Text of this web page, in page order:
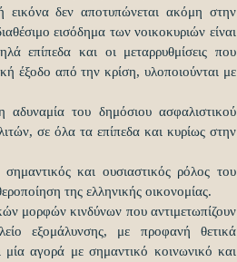
δεν αποτυπώνεται ακόμη στην
εισόδημα των νοικοκυριών είναι
επίπεδα και οι μεταρρυθμίσεις που
έξοδο από την κρίση, υλοποιούνται με
αδυναμία του δημόσιου ασφαλιστικού
σε όλα τα επίπεδα και κυρίως στην
και ουσιαστικός ρόλος του
της ελληνικής οικονομίας.
μορφών κινδύνων που αντιμετωπίζουν
εξομάλυνσης, με προφανή θετικά
μία αγορά με σημαντικό κοινωνικό και